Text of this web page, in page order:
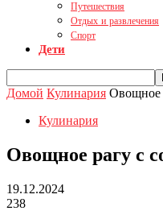
Путешествия
Отдых и развлечения
Спорт
Дети
Домой Кулинария Овощное
Кулинария
Овощное рагу с
19.12.2024
238